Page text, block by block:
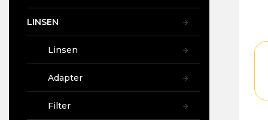
LINSEN
Linsen
Adapter
Filter